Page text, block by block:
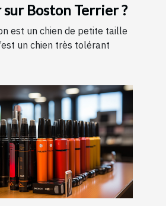
sur Boston Terrier ?
est un chien de petite taille
un chien très tolérant